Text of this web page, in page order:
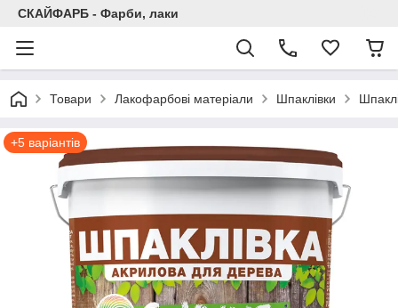
СКАЙФАРБ - Фарби, лаки
Товари Лакофарбові матеріали Шпаклівки
+5 варіантів